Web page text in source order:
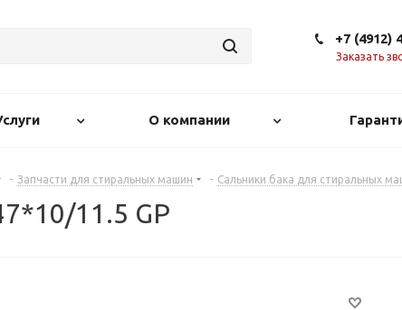
+7 (4912)
Заказать
О компании
- Запчасти для стиральных машин - Сальники бака для стиральных
11.5 GP